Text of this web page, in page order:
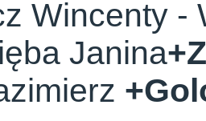
Wincenty
Janina